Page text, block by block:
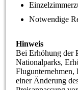
Notwendige
Hinweis
Bei Erhöhung der
Nationalparks,
Flugunternehmen,
einer Änderung